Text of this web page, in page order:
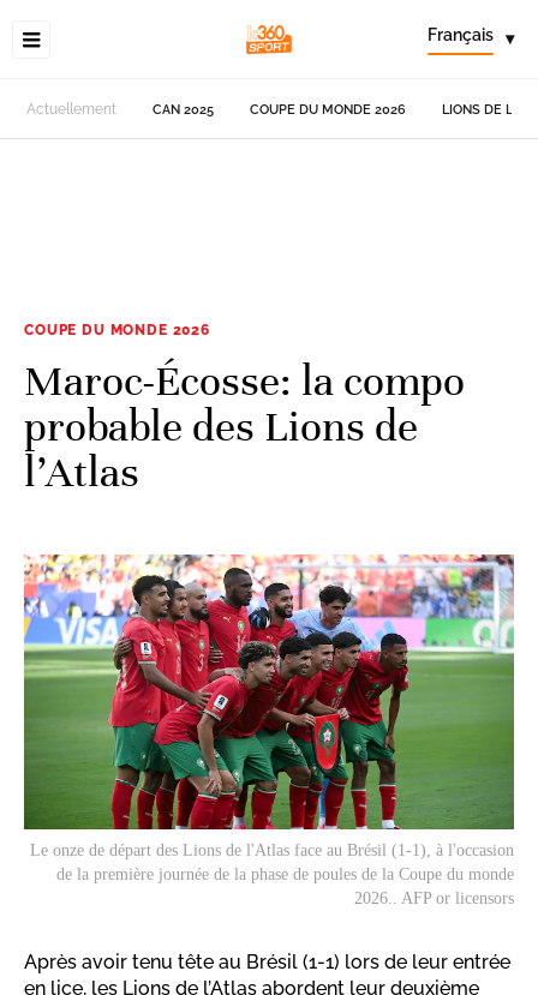
Français ▾
Actuellement CAN 2025 COUPE DU MONDE 2026 LIONS DE
COUPE DU MONDE 2026
Maroc-Écosse: la compo
probable des Lions de
l’Atlas
Le onze de départ des Lions de l'Atlas face au Brésil (1-1), à l'occasion
de la première journée de la phase de poules de la Coupe du monde
2026.. AFP or licensors
Après avoir tenu tête au Brésil (1-1) lors de leur entrée
en lice, les Lions de l’Atlas abordent leur deuxième